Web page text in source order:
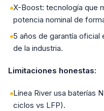
X-Boost: tecnología que
potencia nominal de
5 años de garantía
de la industria.
Limitaciones honestas:
Línea River usa baterías
ciclos vs LFP).